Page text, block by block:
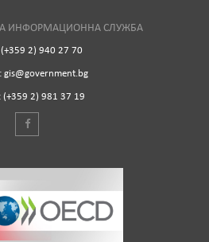
ИНФОРМАЦИОННА СЛУЖБА
(+359 2) 940 27 70
gis@government.bg
(+359 2) 981 37 19